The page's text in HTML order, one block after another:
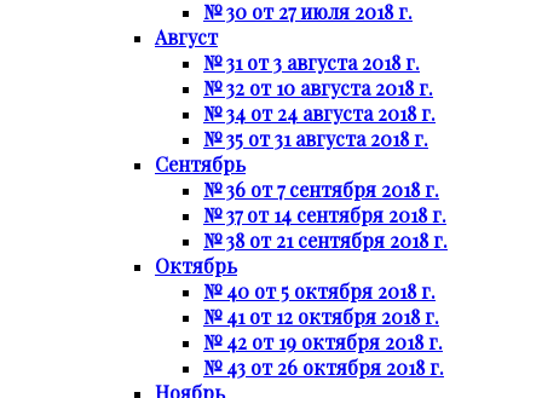
№ 30 от 27 июля 2018 г.
Август
№ 31 от 3 августа 2018 г.
№ 32 от 10 августа 2018 г.
№ 34 от 24 августа 2018 г.
№ 35 от 31 августа 2018 г.
Сентябрь
№ 36 от 7 сентября 2018 г.
№ 37 от 14 сентября 2018 г.
№ 38 от 21 сентября 2018 г.
Октябрь
№ 40 от 5 октября 2018 г.
№ 41 от 12 октября 2018 г.
№ 42 от 19 октября 2018 г.
№ 43 от 26 октября 2018 г.
Ноябрь